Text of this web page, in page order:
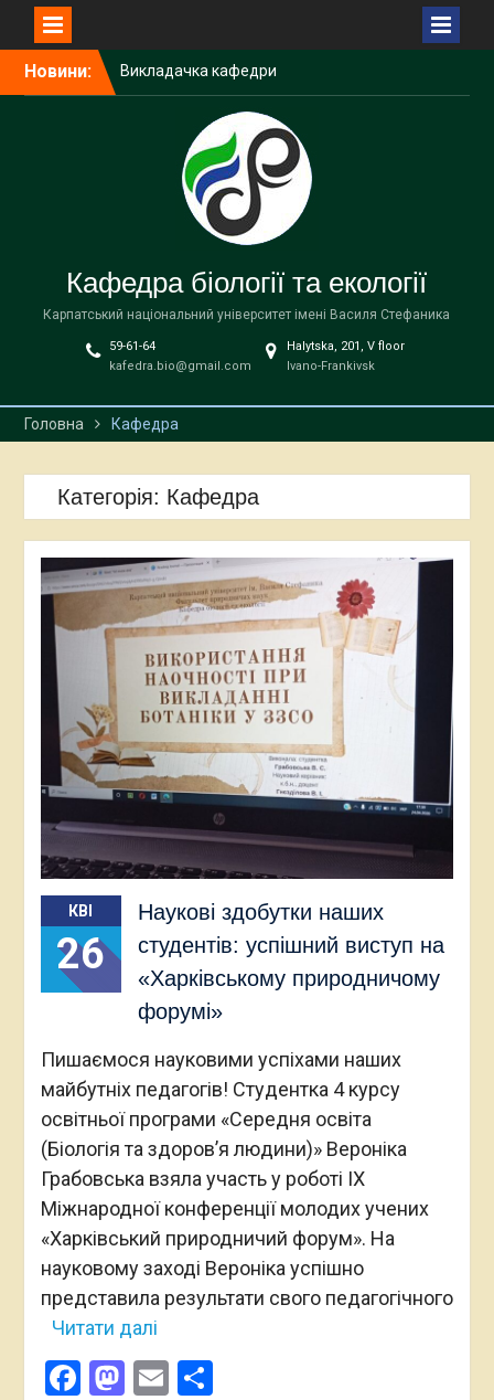
Новини:
Викладачка кафедри
біології та екології
виступила спікеркою
програми SheLeads
У Карпатському
національному
університеті завершилася
дводенна науково-
присвячена
природоохоронним
територіям
У Карпатському
національному
Стефаника відбудеться
міжнародна науково-
Кафедра біології та екології
Карпатський національний університет імені Василя Стефаника
59-61-64
kafedra.bio@gmail.com
Halytska, 201, V floor
Ivano-Frankivsk
Головна Кафедра
Категорія: Кафедра
КВІ
26
Наукові здобутки наших
студентів: успішний виступ на
«Харківському природничому
форумі»
Пишаємося науковими успіхами наших
майбутніх педагогів! Студентка 4 курсу
освітньої програми «Середня освіта
(Біологія та здоров’я людини)» Вероніка
Грабовська взяла участь у роботі ІХ
Міжнародної конференції молодих учених
«Харківський природничий форум». На
науковому заході Вероніка успішно
представила результати свого педагогічного
Читати далі
Facebook
Mastodon
EmailПоділитися